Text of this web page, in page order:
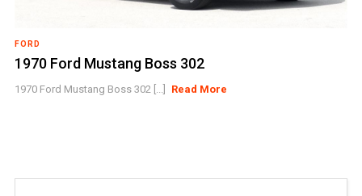
FORD
1970 Ford Mustang Boss 302
1970 Ford Mustang Boss 302 [...] Read More